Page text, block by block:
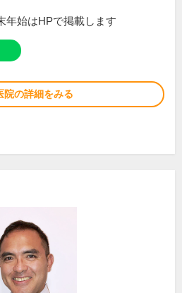
年始はHPで掲載します
院の詳細をみる